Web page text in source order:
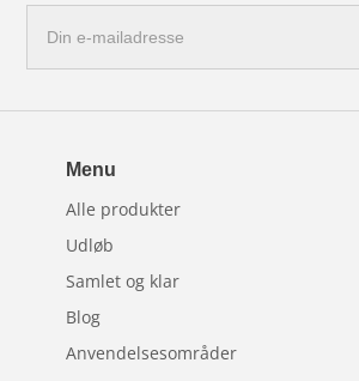
mail-
adresse
Alle produkter
Udløb
Samlet og klar
Blog
Anvendelsesområder
Kundeinstallationer